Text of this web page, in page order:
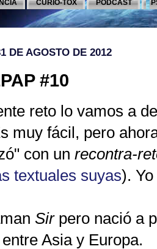
CURIO-TOX PODCAST
DE AGOSTO DE 2012
#10
reto lo vamos a
muy fácil, pero
con un recontra-
textuales suyas).
Sir pero nació a
Asia y Europa.